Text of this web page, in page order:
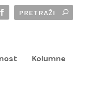
Kolumne